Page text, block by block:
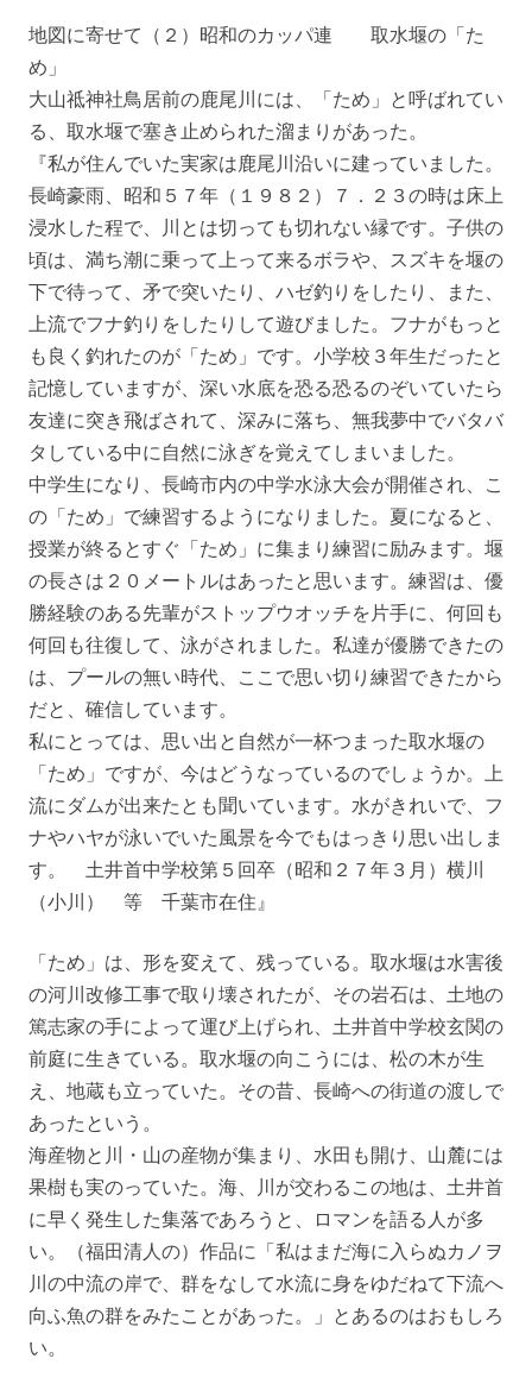
地図に寄せて（２）昭和のカッパ連 取水堰の「た
め」
大山祗神社鳥居前の鹿尾川には、「ため」と呼ばれてい
る、取水堰で塞き止められた溜まりがあった。
『私が住んでいた実家は鹿尾川沿いに建っていました。
長崎豪雨、昭和５７年（１９８２）７．２３の時は床上
浸水した程で、川とは切っても切れない縁です。子供の
頃は、満ち潮に乗って上って来るボラや、スズキを堰の
下で待って、矛で突いたり、ハゼ釣りをしたり、また、
上流でフナ釣りをしたりして遊びました。フナがもっと
も良く釣れたのが「ため」です。小学校３年生だったと
記憶していますが、深い水底を恐る恐るのぞいていたら
友達に突き飛ばされて、深みに落ち、無我夢中でバタバ
タしている中に自然に泳ぎを覚えてしまいました。
中学生になり、長崎市内の中学水泳大会が開催され、こ
の「ため」で練習するようになりました。夏になると、
授業が終るとすぐ「ため」に集まり練習に励みます。堰
の長さは２０メートルはあったと思います。練習は、優
勝経験のある先輩がストップウオッチを片手に、何回も
何回も往復して、泳がされました。私達が優勝できたの
は、プールの無い時代、ここで思い切り練習できたから
だと、確信しています。
私にとっては、思い出と自然が一杯つまった取水堰の
「ため」ですが、今はどうなっているのでしょうか。上
流にダムが出来たとも聞いています。水がきれいで、フ
ナやハヤが泳いでいた風景を今でもはっきり思い出しま
す。 土井首中学校第５回卒（昭和２７年３月）横川
（小川） 等 千葉市在住』
「ため」は、形を変えて、残っている。取水堰は水害後
の河川改修工事で取り壊されたが、その岩石は、土地の
篤志家の手によって運び上げられ、土井首中学校玄関の
前庭に生きている。取水堰の向こうには、松の木が生
え、地蔵も立っていた。その昔、長崎への街道の渡しで
あったという。
海産物と川・山の産物が集まり、水田も開け、山麓には
果樹も実のっていた。海、川が交わるこの地は、土井首
に早く発生した集落であろうと、ロマンを語る人が多
い。（福田清人の）作品に「私はまだ海に入らぬカノヲ
川の中流の岸で、群をなして水流に身をゆだねて下流へ
向ふ魚の群をみたことがあった。」とあるのはおもしろ
い。